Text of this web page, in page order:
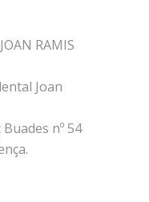
RAMIS
Joan
nº 54